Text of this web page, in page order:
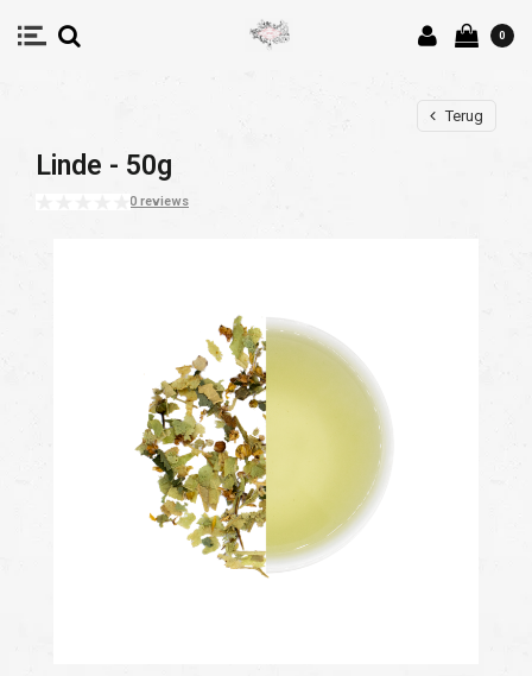
0
Terug
Linde - 50g
0 reviews